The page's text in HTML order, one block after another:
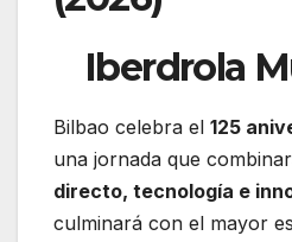
Iberdrola
Bilbao celebra el 125
una jornada que
directo, tecnología e
culminará con el mayor